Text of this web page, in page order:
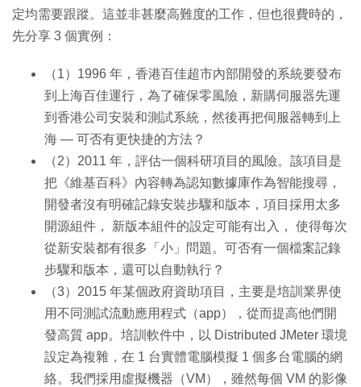
定均需要跟蹤。這並非甚麼高難度的工作，但也很費時的，
先分享 3 個實例：
（1）1996 年，香港百佳超市內部開發的系統要發布
到上海百佳運行，為了確保零風險，新購伺服器先運
到香港公司安裝和測試系統，然後再把伺服器轉到上
海 — 可否有更快捷的方法？
（2）2011 年，評估一個科研項目的風險。該項目是
把《維基百科》內容轉為認知數據庫作為智能搜尋，
開發者沒有明確記錄安裝步驟和版本，項目採用太多
開源組件， 新版本組件的設定可能有出入， 使得每次
從新安裝都有很多「小」問題。可否有一個檔案記錄
步驟和版本，還可以自動執行？
（3）2015 年某個政府資助項目，主要是培訓業界使
用不同測試流動應用程式（app），從而提高他們開
發高質 app。培訓軟件中，以 Distributed JMeter 環境
設定為複雜，在 1 台實體電腦模擬 1 個多台電腦的網
絡。我們採用虛擬機器（VM），雖然每個 VM 的影像